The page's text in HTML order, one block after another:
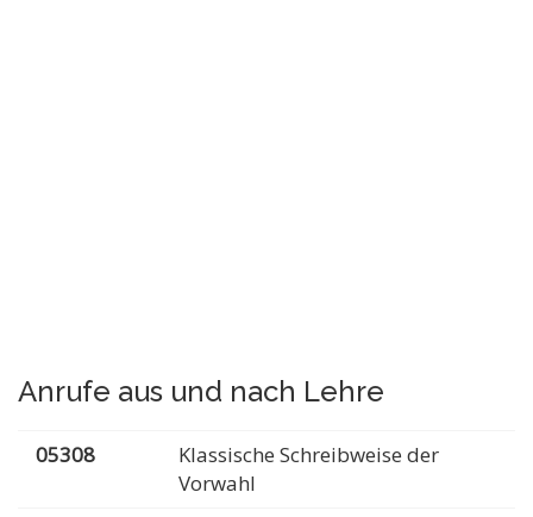
Anrufe aus und nach Lehre
05308
Klassische Schreibweise der
Vorwahl